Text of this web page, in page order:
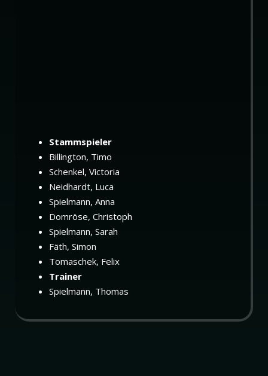
Stammspieler
Billington, Timo
Schenkel, Victoria
Neidhardt, Luca
Spielmann, Anna
Domröse, Christoph
Spielmann, Sarah
Fäth, Simon
Tomaschek, Felix
Trainer
Spielmann, Thomas